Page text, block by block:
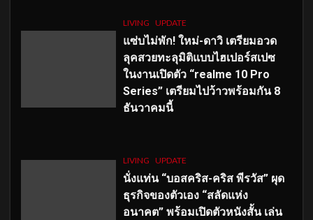
LIVING UPDATE
แซ่บไม่พัก! ใหม่-ดาวิ เตรียมอวด
ลุคสวยทะลุมิติแบบไฮเปอร์สเปซ
ในงานเปิดตัว “realme 10 Pro
Series” เตรียมไปว้าวพร้อมกัน 8
ธันวาคมนี้
LIVING UPDATE
นั่งแท่น “บอสคริส-คริส พีรวัส” ผุด
ธุรกิจของตัวเอง “สลัดแห่ง
อนาคต” พร้อมเปิดตัวหนังสั้น เล่น